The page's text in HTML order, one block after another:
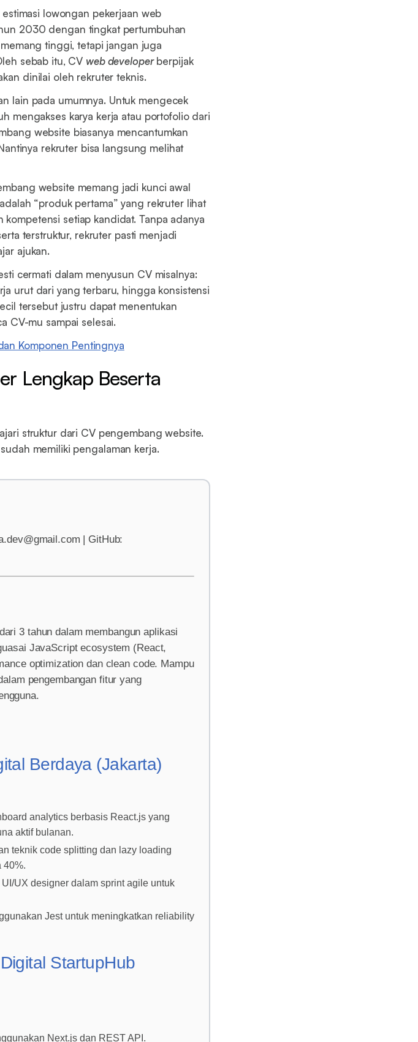
lowongan pekerjaan web
2030 dengan tingkat pertumbuhan
tinggi, tetapi jangan juga
sebab itu, CV web developerberpijak
dinilai oleh rekruter teknis.
lain pada umumnya. Untuk mengecek
mengakses karya kerja atau portofolio dari
website biasanya mencantumkan
rekruter bisa langsung melihat
website memang jadi kunci awal
“produk pertama” yang rekruter lihat
setiap kandidat. Tanpa adanya
terstruktur, rekruter pasti menjadi
ajukan.
cermati dalam menyusun CV misalnya:
urut dari yang terbaru, hingga konsistensi
tersebut justru dapat menentukan
CV-mu sampai selesai.
Komponen Pentingnya
Lengkap Beserta
struktur dari CV pengembang website.
memiliki pengalaman kerja.
| GitHub:
3 tahun dalam membangun aplikasi
JavaScript ecosystem (React,
optimization dan clean code. Mampu
pengembangan fitur yang
Berdaya (Jakarta)
analytics berbasis React.js yang
aktif bulanan.
teknik code splitting dan lazy loading
40%.
UX designer dalam sprint agile untuk
Jest untuk meningkatkan reliability
StartupHub
Next.js dan REST API.